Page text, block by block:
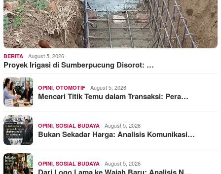
BERITA August 5, 2026
Proyek Irigasi di Sumberpucung Disorot: …
OPINI OTOMOTIF August 5, 2026
Mencari Titik Temu dalam Transaksi: Pera…
OPINI SOSIAL BUDAYA August 5, 2026
Bukan Sekadar Harga: Analisis Komunikasi…
OPINI SOSIAL BUDAYA August 5, 2026